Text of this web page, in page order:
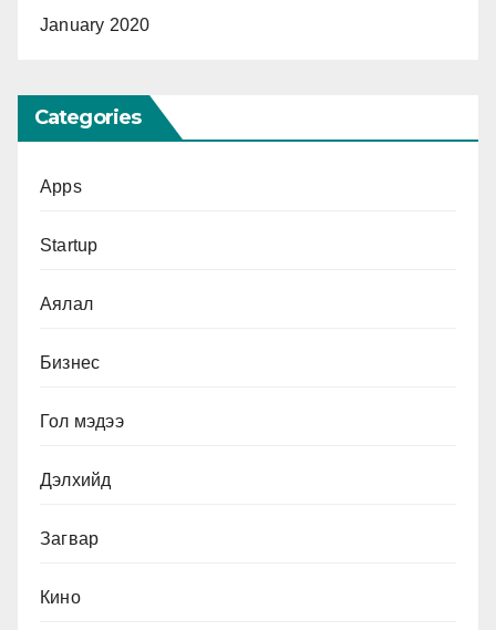
January 2020
Categories
Apps
Startup
Аялал
Бизнес
Гол мэдээ
Дэлхийд
Загвар
Кино